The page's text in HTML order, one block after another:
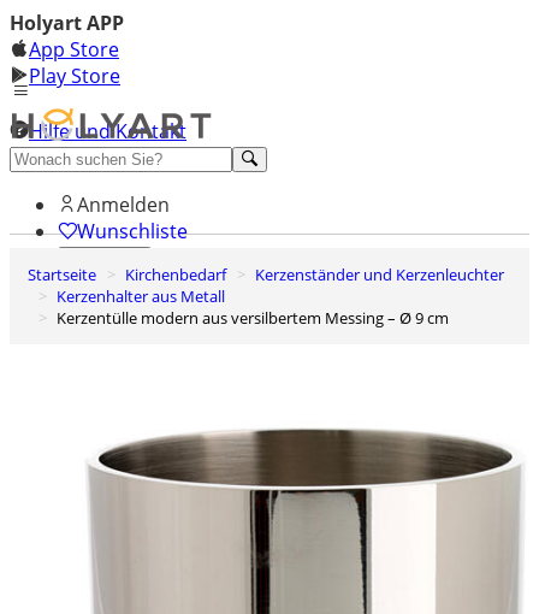
Holyart APP
App Store
Play Store
Hilfe und Kontakt
Entdecken Sie Premium
Anmelden
Wunschliste
0
Warenkorb
Startseite Kirchenbedarf
Kerzenständer und Kerzenleuchter
Kerzenhalter aus Metall
Kerzentülle modern aus versilbertem Messing – Ø 9 cm